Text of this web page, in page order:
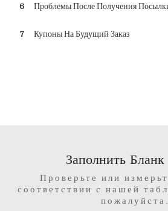
6 Проблемы После Получения
7 Купоны На Будущий Заказ
Заполнить Бланк
Проверьте или
соответствии с нашей
пожалуйста.